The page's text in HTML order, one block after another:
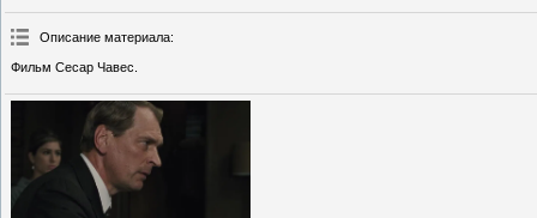
Описание материала:
Фильм Сесар Чавес.